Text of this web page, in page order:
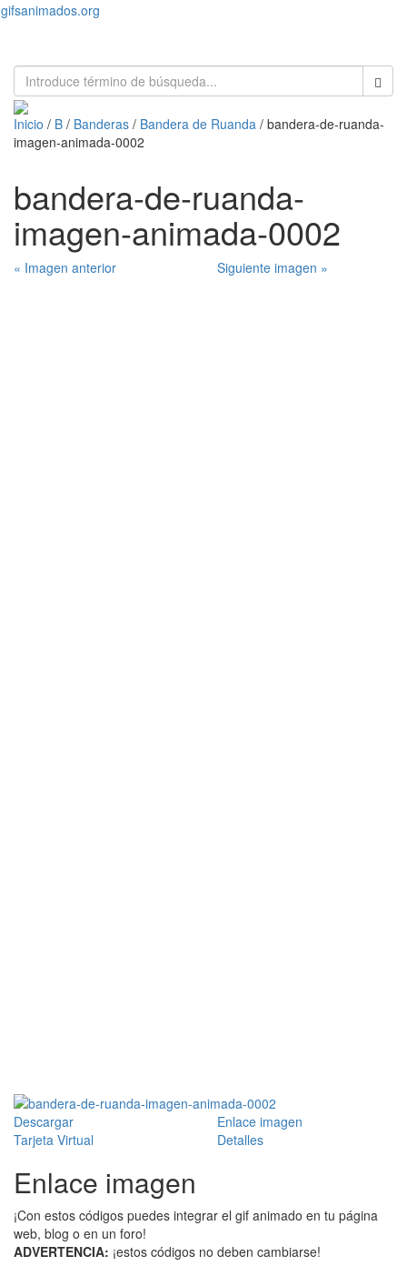
gifsanimados.org
Inicio / B / Banderas / Bandera de Ruanda / bandera-de-ruanda-
imagen-animada-0002
bandera-de-ruanda-
imagen-animada-0002
« Imagen anterior Siguiente imagen »
Descargar
Enlace imagen
Tarjeta Virtual
Detalles
Enlace imagen
¡Con estos códigos puedes integrar el gif animado en tu página
web, blog o en un foro!
ADVERTENCIA: ¡estos códigos no deben cambiarse!